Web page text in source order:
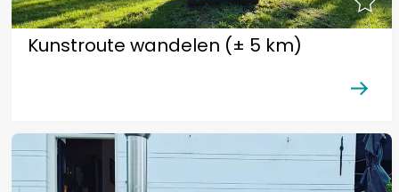
Kunstroute wandelen (± 5 km)